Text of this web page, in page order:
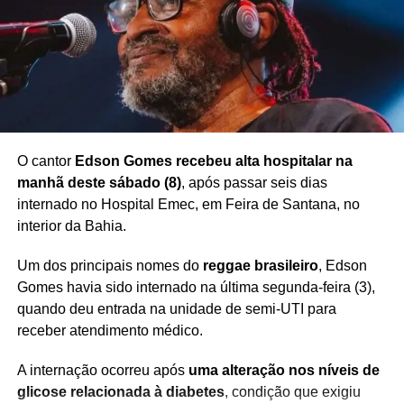
O cantor Edson Gomes recebeu alta hospitalar na
manhã deste sábado (8), após passar seis dias
internado no Hospital Emec, em Feira de Santana, no
interior da Bahia.
Um dos principais nomes do reggae brasileiro, Edson
Gomes havia sido internado na última segunda-feira (3),
quando deu entrada na unidade de semi-UTI para
receber atendimento médico.
A internação ocorreu após uma alteração nos níveis de
glicose relacionada à diabetes, condição que exigiu